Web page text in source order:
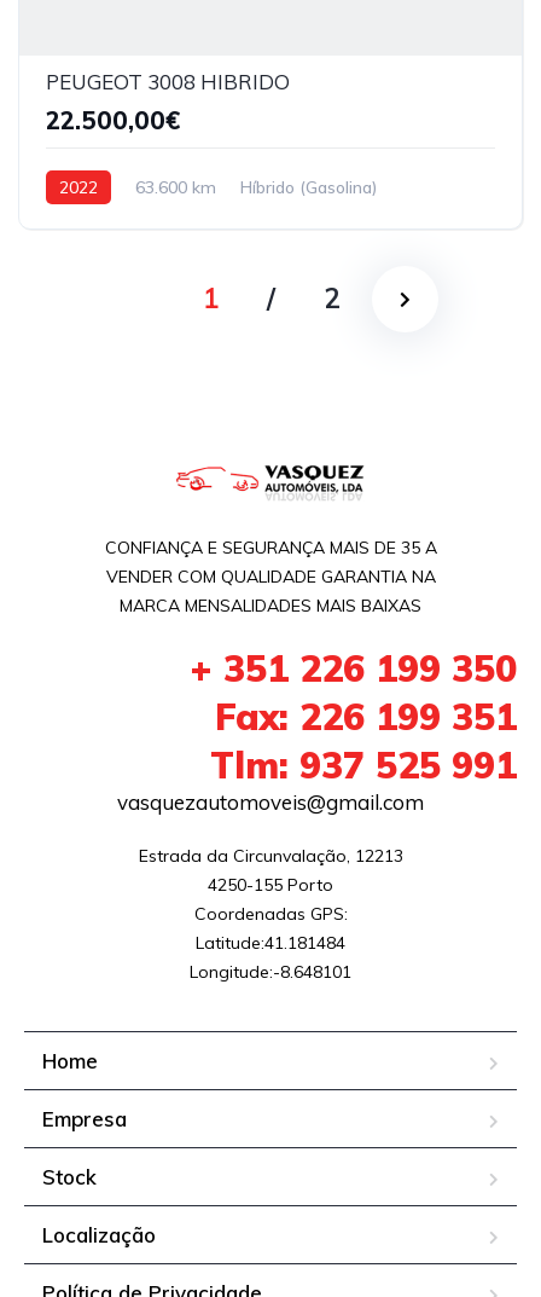
PEUGEOT 3008 HIBRIDO
22.500,00€
2022 63.600 km
Híbrido (Gasolina)
1 / 2
CONFIANÇA E SEGURANÇA MAIS DE 35 A
VENDER COM QUALIDADE GARANTIA NA
MARCA MENSALIDADES MAIS BAIXAS
+ 351 226 199 350
Fax: 226 199 351
Tlm: 937 525 991
vasquezautomoveis@gmail.com
Estrada da Circunvalação, 12213
4250-155 Porto
Coordenadas GPS:
Latitude:41.181484
Longitude:-8.648101
Home
Empresa
Stock
Localização